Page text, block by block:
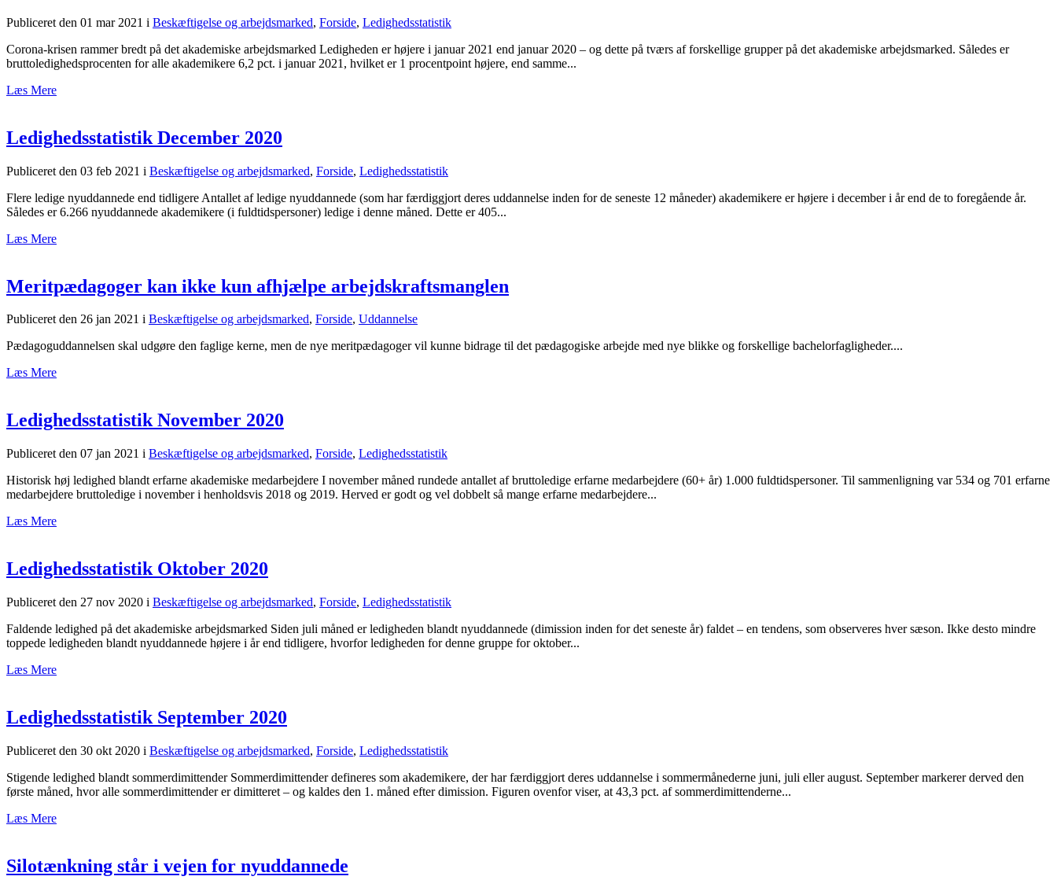
Publiceret den 01 mar 2021 i Beskæftigelse og arbejdsmarked, Forside, Ledighedsstatistik
Corona-krisen rammer bredt på det akademiske arbejdsmarked Ledigheden er højere i januar 2021 end januar 2020 – og dette på tværs af forskellige grupper på det akademiske arbejdsmarked. Således er
bruttoledighedsprocenten for alle akademikere 6,2 pct. i januar 2021, hvilket er 1 procentpoint højere, end samme...
Læs Mere
Ledighedsstatistik December 2020
Publiceret den 03 feb 2021 i Beskæftigelse og arbejdsmarked, Forside, Ledighedsstatistik
Flere ledige nyuddannede end tidligere Antallet af ledige nyuddannede (som har færdiggjort deres uddannelse inden for de seneste 12 måneder) akademikere er højere i december i år end de to foregående år.
Således er 6.266 nyuddannede akademikere (i fuldtidspersoner) ledige i denne måned. Dette er 405...
Læs Mere
Meritpædagoger kan ikke kun afhjælpe arbejdskraftsmanglen
Publiceret den 26 jan 2021 i Beskæftigelse og arbejdsmarked, Forside, Uddannelse
Pædagoguddannelsen skal udgøre den faglige kerne, men de nye meritpædagoger vil kunne bidrage til det pædagogiske arbejde med nye blikke og forskellige bachelorfagligheder....
Læs Mere
Ledighedsstatistik November 2020
Publiceret den 07 jan 2021 i Beskæftigelse og arbejdsmarked, Forside, Ledighedsstatistik
Historisk høj ledighed blandt erfarne akademiske medarbejdere I november måned rundede antallet af bruttoledige erfarne medarbejdere (60+ år) 1.000 fuldtidspersoner. Til sammenligning var 534 og 701 erfarne
medarbejdere bruttoledige i november i henholdsvis 2018 og 2019. Herved er godt og vel dobbelt så mange erfarne medarbejdere...
Læs Mere
Ledighedsstatistik Oktober 2020
Publiceret den 27 nov 2020 i Beskæftigelse og arbejdsmarked, Forside, Ledighedsstatistik
Faldende ledighed på det akademiske arbejdsmarked Siden juli måned er ledigheden blandt nyuddannede (dimission inden for det seneste år) faldet – en tendens, som observeres hver sæson. Ikke desto mindre
toppede ledigheden blandt nyuddannede højere i år end tidligere, hvorfor ledigheden for denne gruppe for oktober...
Læs Mere
Ledighedsstatistik September 2020
Publiceret den 30 okt 2020 i Beskæftigelse og arbejdsmarked, Forside, Ledighedsstatistik
Stigende ledighed blandt sommerdimittender Sommerdimittender defineres som akademikere, der har færdiggjort deres uddannelse i sommermånederne juni, juli eller august. September markerer derved den
første måned, hvor alle sommerdimittender er dimitteret – og kaldes den 1. måned efter dimission. Figuren ovenfor viser, at 43,3 pct. af sommerdimittenderne...
Læs Mere
Silotænkning står i vejen for nyuddannede